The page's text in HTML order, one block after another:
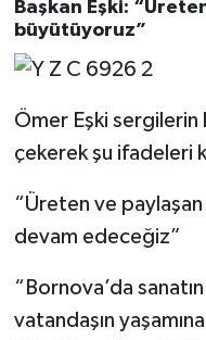
Başkan Eşki:
büyütüyoruz”
Ömer Eşki sergilerin
çekerek şu ifadeleri
“Üreten ve
devam edeceğiz”
“Bornova’da
vatandaşın